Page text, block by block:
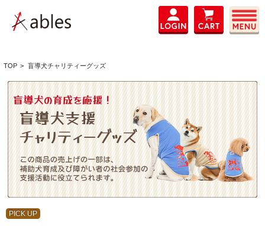
TOP > 盲導犬チャリティーグッズ
PICK UP